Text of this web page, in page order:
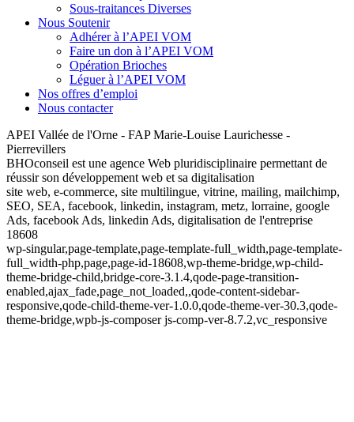
Sous-traitances Diverses
Nous Soutenir
Adhérer à l’APEI VOM
Faire un don à l’APEI VOM
Opération Brioches
Léguer à l’APEI VOM
Nos offres d’emploi
Nous contacter
APEI Vallée de l'Orne - FAP Marie-Louise Laurichesse -
Pierrevillers
BHOconseil est une agence Web pluridisciplinaire permettant de
réussir son développement web et sa digitalisation
site web, e-commerce, site multilingue, vitrine, mailing, mailchimp,
SEO, SEA, facebook, linkedin, instagram, metz, lorraine, google
Ads, facebook Ads, linkedin Ads, digitalisation de l'entreprise
18608
wp-singular,page-template,page-template-full_width,page-template-
full_width-php,page,page-id-18608,wp-theme-bridge,wp-child-
theme-bridge-child,bridge-core-3.1.4,qode-page-transition-
enabled,ajax_fade,page_not_loaded,,qode-content-sidebar-
responsive,qode-child-theme-ver-1.0.0,qode-theme-ver-30.3,qode-
theme-bridge,wpb-js-composer js-comp-ver-8.7.2,vc_responsive